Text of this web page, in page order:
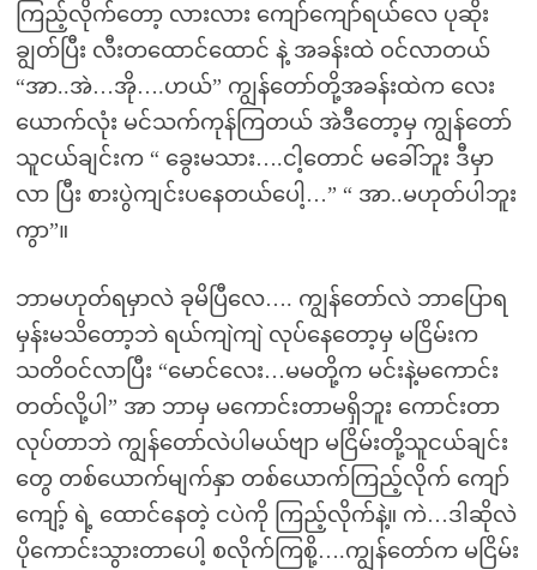
ကြည့်လိုက်တော့ လားလား ကျော်ကျော်ရယ်လေ ပုဆိုး
ချွတ်ပြီး လီးတထောင်ထောင် နဲ့ အခန်းထဲ ဝင်လာတယ်
“အာ..အဲ…အို….ဟယ်” ကျွန်တော်တို့အခန်းထဲက လေး
ယောက်လုံး မင်သက်ကုန်ကြတယ် အဲဒီတော့မှ ကျွန်တော်
သူငယ်ချင်းက “ ခွေးမသား….ငါ့တောင် မခေါ်ဘူး ဒီမှာ
လာ ပြီး စားပွဲကျင်းပနေတယ်ပေါ့…” “ အာ..မဟုတ်ပါဘူး
ကွာ”။
ဘာမဟုတ်ရမှာလဲ ခုမိပြီလေ…. ကျွန်တော်လဲ ဘာပြောရ
မှန်းမသိတော့ဘဲ ရယ်ကျဲကျဲ လုပ်နေတော့မှ မငြိမ်းက
သတိဝင်လာပြီး “မောင်လေး…မမတို့က မင်းနဲ့မကောင်း
တတ်လို့ပါ” အာ ဘာမှ မကောင်းတာမရှိဘူး ကောင်းတာ
လုပ်တာဘဲ ကျွန်တော်လဲပါမယ်ဗျာ မငြိမ်းတို့သူငယ်ချင်း
တွေ တစ်ယောက်မျက်နှာ တစ်ယောက်ကြည့်လိုက် ကျော်
ကျော့် ရဲ့ ထောင်နေတဲ့ ငပဲကို ကြည့်လိုက်နဲ့။ ကဲ…ဒါဆိုလဲ
ပိုကောင်းသွားတာပေါ့ စလိုက်ကြစို့….ကျွန်တော်က မငြိမ်း